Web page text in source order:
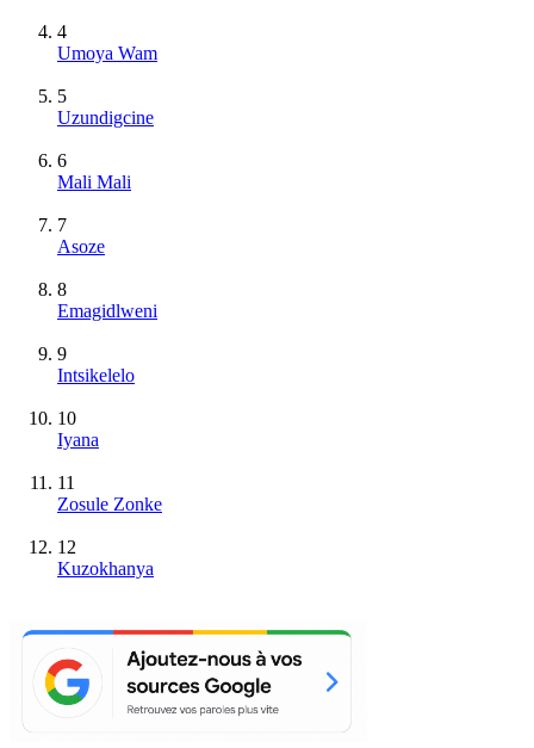
4
Umoya Wam
5
Uzundigcine
6
Mali Mali
7
Asoze
8
Emagidlweni
9
Intsikelelo
10
Iyana
11
Zosule Zonke
12
Kuzokhanya